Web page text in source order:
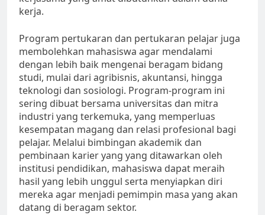
kerja.
Program pertukaran dan pertukaran pelajar juga
membolehkan mahasiswa agar mendalami
dengan lebih baik mengenai beragam bidang
studi, mulai dari agribisnis, akuntansi, hingga
teknologi dan sosiologi. Program-program ini
sering dibuat bersama universitas dan mitra
industri yang terkemuka, yang memperluas
kesempatan magang dan relasi profesional bagi
pelajar. Melalui bimbingan akademik dan
pembinaan karier yang yang ditawarkan oleh
institusi pendidikan, mahasiswa dapat meraih
hasil yang lebih unggul serta menyiapkan diri
mereka agar menjadi pemimpin masa yang akan
datang di beragam sektor.